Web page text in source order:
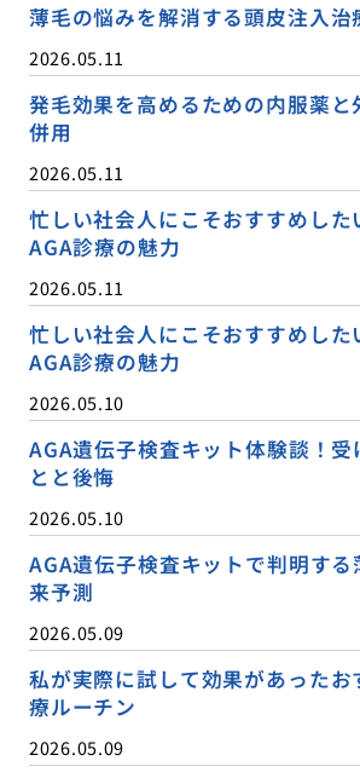
薄毛の悩みを解消する頭皮注入治
2026.05.11
発毛効果を高めるための内服薬と
併用
2026.05.11
忙しい社会人にこそおすすめした
AGA診療の魅力
2026.05.11
忙しい社会人にこそおすすめした
AGA診療の魅力
2026.05.10
AGA遺伝子検査キット体験談！受
とと後悔
2026.05.10
AGA遺伝子検査キットで判明す
来予測
2026.05.09
私が実際に試して効果があったお
療ルーチン
2026.05.09